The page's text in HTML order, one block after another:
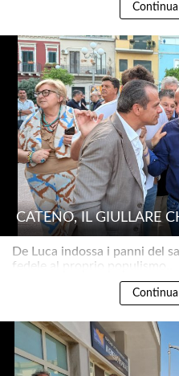
Continua
CATENO, IL GIULLARE
De Luca indossa i panni del
fedele al proprio populismo..
Continua